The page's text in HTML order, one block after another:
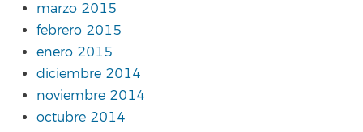
marzo 2015
febrero 2015
enero 2015
diciembre 2014
noviembre 2014
octubre 2014